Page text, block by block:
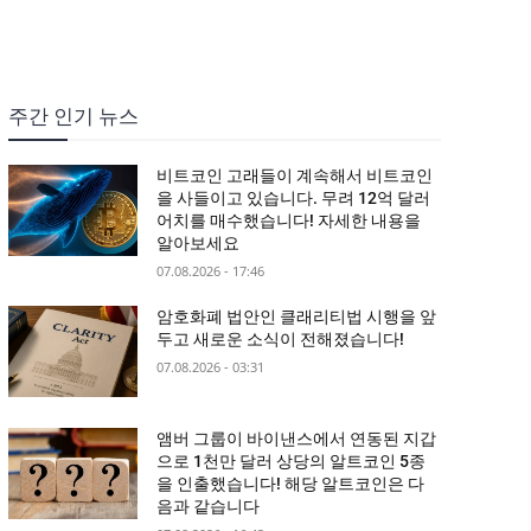
주간 인기 뉴스
비트코인 고래들이 계속해서 비트코인
을 사들이고 있습니다. 무려 12억 달러
어치를 매수했습니다! 자세한 내용을
알아보세요
07.08.2026 - 17:46
암호화폐 법안인 클래리티법 시행을 앞
두고 새로운 소식이 전해졌습니다!
07.08.2026 - 03:31
앰버 그룹이 바이낸스에서 연동된 지갑
으로 1천만 달러 상당의 알트코인 5종
을 인출했습니다! 해당 알트코인은 다
음과 같습니다